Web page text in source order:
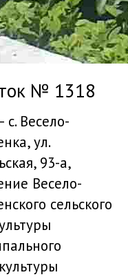
№ 1318
с. Весело-
ул.
93-а,
Весело-
сельского